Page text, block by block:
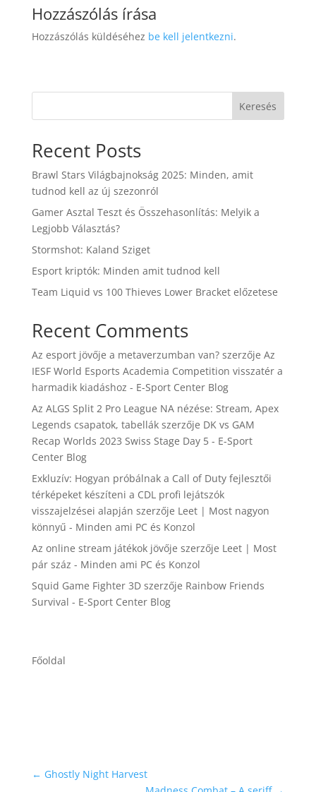
Hozzászólás írása
Hozzászólás küldéséhez be kell jelentkezni.
Keresés
Recent Posts
Brawl Stars Világbajnokság 2025: Minden, amit
tudnod kell az új szezonról
Gamer Asztal Teszt és Összehasonlítás: Melyik a
Legjobb Választás?
Stormshot: Kaland Sziget
Esport kriptók: Minden amit tudnod kell
Team Liquid vs 100 Thieves Lower Bracket előzetese
Recent Comments
Az esport jövője a metaverzumban van?szerzője Az
IESF World Esports Academia Competition visszatér a
harmadik kiadáshoz - E-Sport Center Blog
Az ALGS Split 2 Pro League NA nézése: Stream, Apex
Legends csapatok, tabellákszerzője DK vs GAM
Recap Worlds 2023 Swiss Stage Day 5 - E-Sport
Center Blog
Exkluzív: Hogyan próbálnak a Call of Duty fejlesztői
térképeket készíteni a CDL profi lejátszók
visszajelzései alapján szerzője Leet | Most nagyon
könnyű - Minden ami PC és Konzol
Az online stream játékok jövője szerzője Leet | Most
pár száz - Minden ami PC és Konzol
Squid Game Fighter 3Dszerzője Rainbow Friends
Survival - E-Sport Center Blog
Főoldal
← Ghostly Night Harvest